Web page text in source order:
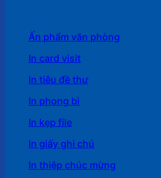
Ấn phẩm văn phòng
In card visit
In tiêu đề thư
In phong bì
In kẹp file
In giấy ghi chú
In thiệp chúc mừng